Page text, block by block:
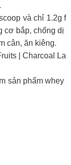
và chỉ 1.2g f
cơ bắp, chống dị
cân, ăn kiêng.
| Charcoal La
sản phẩm whey